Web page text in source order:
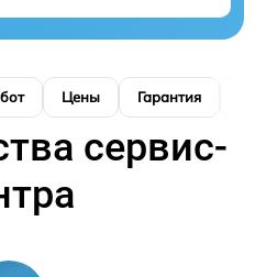
Цены Гарантия
сервис-